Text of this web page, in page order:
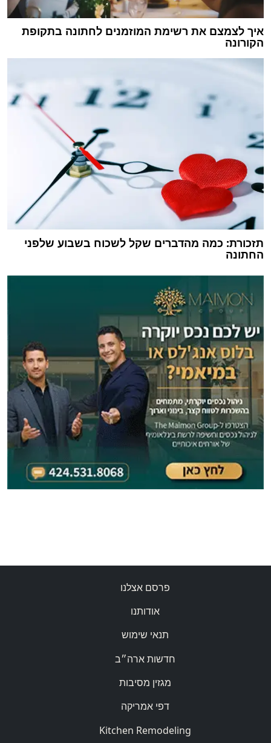
איך לצמצם את רשימת המוזמנים לחתונה בתקופת
הקורונה
תזכורת: כמה מהדברים שקל לשכוח בשבוע שלפני
החתונה
פרסם אצלנו
אודותנו
תנאי שימוש
חדשות ארה״ב
מגזין מסיבות
דפי אמריקה
Kitchen Remodeling